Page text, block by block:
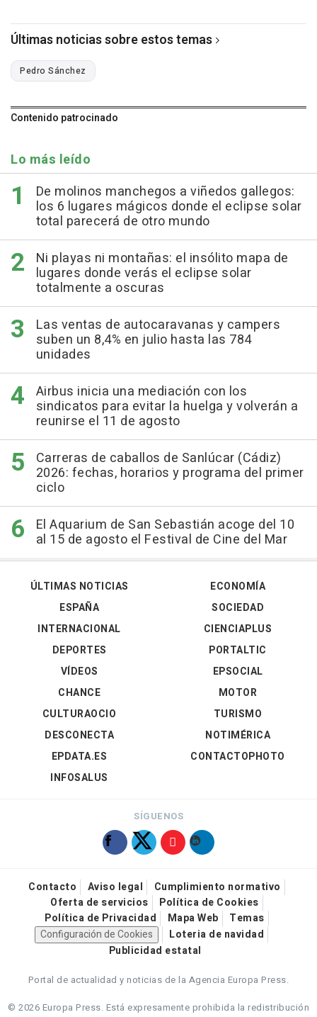
Últimas noticias sobre estos temas
Pedro Sánchez
Contenido patrocinado
Lo más leído
De molinos manchegos a viñedos gallegos:
los 6 lugares mágicos donde el eclipse solar
total parecerá de otro mundo
Ni playas ni montañas: el insólito mapa de
lugares donde verás el eclipse solar
totalmente a oscuras
Las ventas de autocaravanas y campers
suben un 8,4% en julio hasta las 784
unidades
Airbus inicia una mediación con los
sindicatos para evitar la huelga y volverán a
reunirse el 11 de agosto
Carreras de caballos de Sanlúcar (Cádiz)
2026: fechas, horarios y programa del primer
ciclo
El Aquarium de San Sebastián acoge del 10
al 15 de agosto el Festival de Cine del Mar
ÚLTIMAS NOTICIAS
ESPAÑA
INTERNACIONAL
DEPORTES
VÍDEOS
ECONOMÍA
SOCIEDAD
CIENCIAPLUS
PORTALTIC
EPSOCIAL
CHANCE
CULTURAOCIO
DESCONECTA
EPDATA.ES
INFOSALUS
MOTOR
TURISMO
NOTIMÉRICA
CONTACTOPHOTO
SÍGUENOS
Contacto Aviso legal
Cumplimiento normativo
Oferta de servicios
Política de Cookies
Política de Privacidad
Mapa Web
Temas
Configuración de Cookies
Loteria de navidad
Publicidad estatal
Portal de actualidad y noticias de la Agencia Europa Press.
© 2026 Europa Press. Está expresamente prohibida la redistribución